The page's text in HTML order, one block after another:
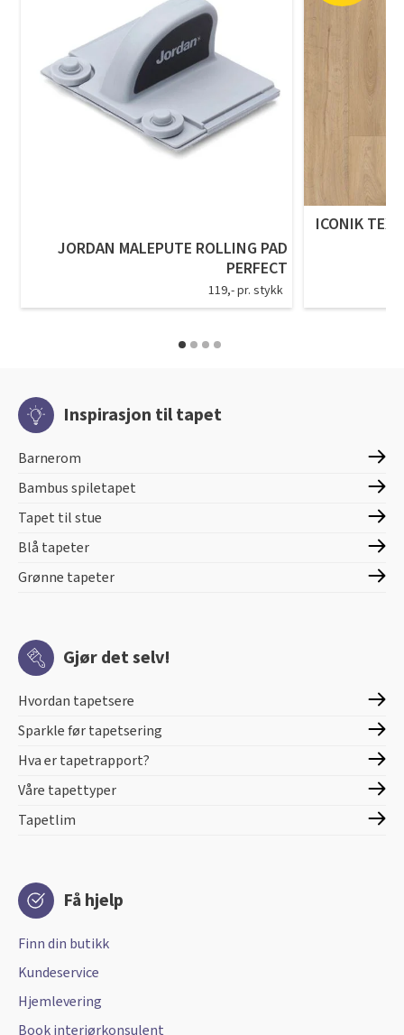
JORDAN MALEPUTE ROLLING PAD
PERFECT
119,- pr. stykk
ICONIK
Inspirasjon til tapet
Barnerom
Bambus spiletapet
Tapet til stue
Blå tapeter
Grønne tapeter
Gjør det selv!
Hvordan tapetsere
Sparkle før tapetsering
Hva er tapetrapport?
Våre tapettyper
Tapetlim
Få hjelp
Finn din butikk
Kundeservice
Hjemlevering
Book interiørkonsulent